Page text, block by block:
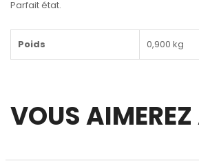
Parfait état.
Poids 0,900 kg
VOUS